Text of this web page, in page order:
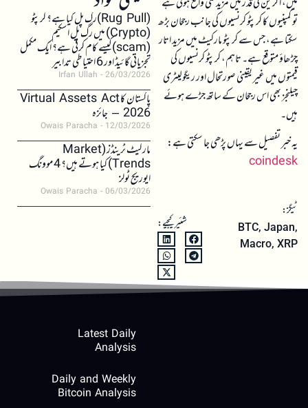
تو کمپنیوں کا کرپٹو کرنسیوں کی جانب رجحان بڑھ
سکتا ہے، جس سے کرپٹو مارکیٹ میں مزید اتار
چڑھاؤ متوقع ہے۔ تاہم، کرپٹو کرنسیوں کی
قیمتوں میں غیر یقینی صورتحال اور ریگولیٹری
چیلنجز بھی اس رجحان کے ساتھ جڑے ہوئے
ہیں۔
یہ خبر تفصیل سے یہاں پڑھی جا سکتی ہے:
coindesk
ٹیگز:
BTC, Japan,
Macro, XRP
شئیر کیجیے:
(Rug Pull)رگ پل کیا ہے؟ کرپٹو
(Crypto) میں رگ پل اسکیم
(scam)کیسے کام کرتی ہے؟ ایک مکمل
تجزیاتی گائیڈ اور 6 احتیاطی تدابیر
Irfan Ullah 26/03/2026
پاکستان کا Virtual Assets Act
2026 – جائزہ
Owais Paracha 12/03/2026
مارکیٹ ٹرینڈز (Market
Trends) کیا ہوتے ہیں؟ 4 موونگ
ایوریج ٹولز
Owais Paracha 06/03/2026
Latest Daily
Analysis
Daily and Weekly
Bitcoin Analysis